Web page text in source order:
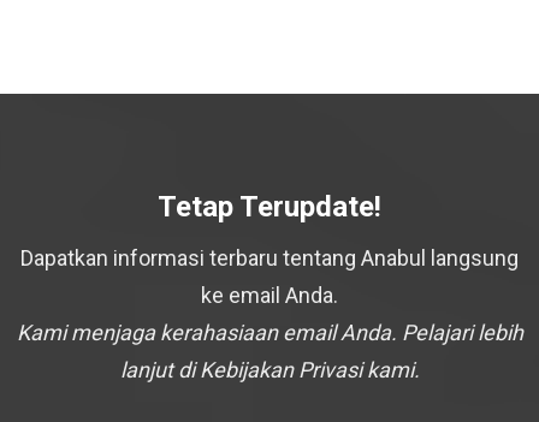
Tetap Terupdate!
Dapatkan informasi terbaru tentang Anabul langsung
ke email Anda.
Kami menjaga kerahasiaan email Anda. Pelajari lebih
lanjut di Kebijakan Privasi kami.